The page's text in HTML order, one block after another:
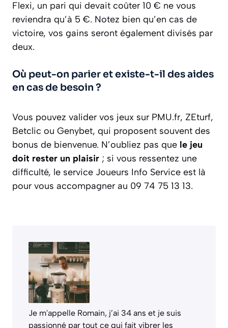
Flexi, un pari qui devait coûter 10 € ne vous
reviendra qu’à 5 €. Notez bien qu’en cas de
victoire, vos gains seront également divisés par
deux.
Où peut-on parier et existe-t-il des aides
en cas de besoin ?
Vous pouvez valider vos jeux sur PMU.fr, ZEturf,
Betclic ou Genybet, qui proposent souvent des
bonus de bienvenue. N’oubliez pas que le jeu
doit rester un plaisir ; si vous ressentez une
difficulté, le service Joueurs Info Service est là
pour vous accompagner au 09 74 75 13 13.
Je m'appelle Romain, j’ai 34 ans et je suis
passionné par tout ce qui fait vibrer les